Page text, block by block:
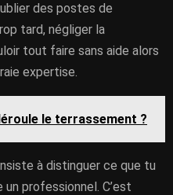
des postes de
tard, négliger la
tout faire sans aide alors
expertise.
le terrassement ?
à distinguer ce que tu
professionnel. C’est